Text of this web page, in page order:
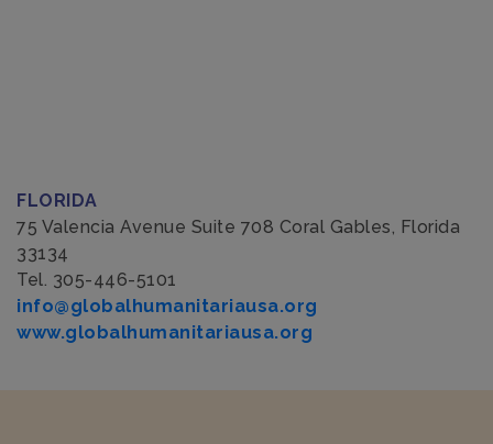
FLORIDA
75 Valencia Avenue Suite 708 Coral Gables, Florida
33134
Tel. 305-446-5101
info@globalhumanitariausa.org
www.globalhumanitariausa.org